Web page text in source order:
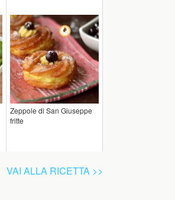
Zeppole di San Giuseppe
fritte
VAI ALLA RICETTA >>